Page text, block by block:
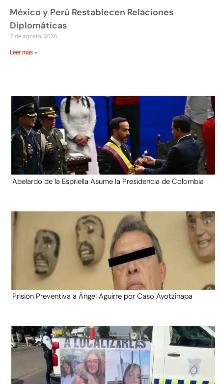
México y Perú Restablecen Relaciones
Diplomáticas
7 de agosto, 2026
Leer más »
Abelardo de la Espriella Asume la Presidencia de Colombia
Prisión Preventiva a Ángel Aguirre por Caso Ayotzinapa